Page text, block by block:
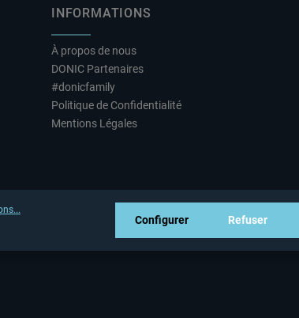
INFORMATIONS
À propos de nous
DONIC Partenaires
#donicfamily
Politique de Confidentialité
Mentions Légales
Refuser
Configurer